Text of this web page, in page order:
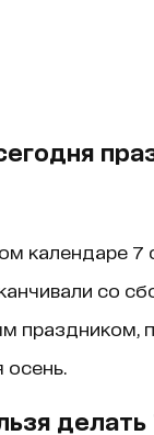
календаре 7
со
праздником,
осень.
делать